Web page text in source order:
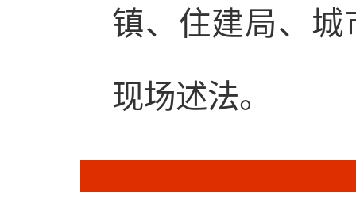
镇、住建局、
现场述法。